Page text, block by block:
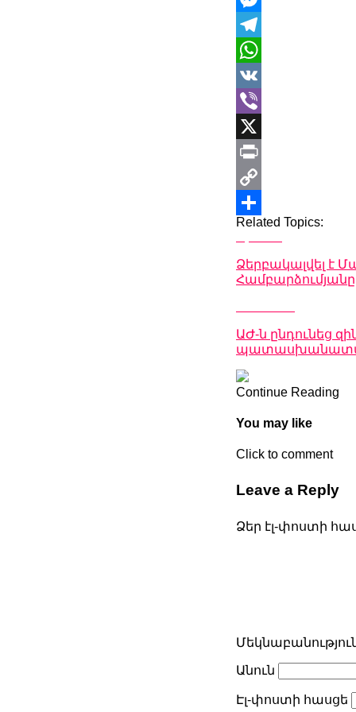
Messenger
Telegram
WhatsApp
VK
Viber
X
Print
Copy
Link
Share
Related Topics:
Ձերբակալվել է
Համբարձումյանը
ԱԺ-ն ընդունեց
Continue Reading
You may like
Click to comment
Leave a Reply
Ձեր էլ-փոստի
Անուն
Էլ-փոստի հասցե